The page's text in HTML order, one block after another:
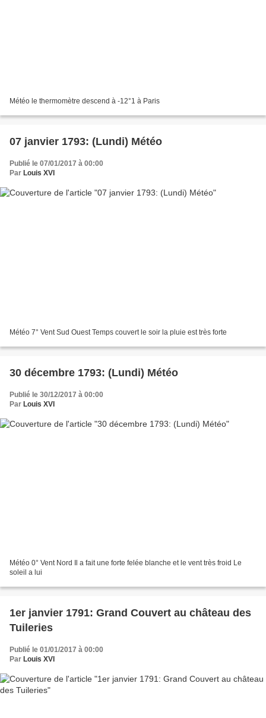
Météo le thermomètre descend à -12°1 à Paris
07 janvier 1793: (Lundi) Météo
Publié le 07/01/2017 à 00:00
Par Louis XVI
Météo 7° Vent Sud Ouest Temps couvert le soir la pluie est très forte
30 décembre 1793: (Lundi) Météo
Publié le 30/12/2017 à 00:00
Par Louis XVI
Météo 0° Vent Nord Il a fait une forte felée blanche et le vent très froid Le
soleil a lui
1er janvier 1791: Grand Couvert au château des
Tuileries
Publié le 01/01/2017 à 00:00
Par Louis XVI